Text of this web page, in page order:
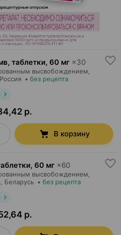
таблетки, 60 мг ×30
высвобождением,
, Россия • без рецепта
р.
В корзину
, 60 мг ×60
высвобождением,
, Беларусь • без рецепта
р.